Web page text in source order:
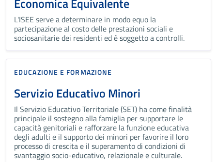
L'ISEE serve a determinare in modo equo la
partecipazione al costo delle prestazioni sociali e
sociosanitarie dei residenti ed è soggetto a controlli.
EDUCAZIONE E FORMAZIONE
Servizio Educativo Minori
Il Servizio Educativo Territoriale (SET) ha come finalità
principale il sostegno alla famiglia per supportare le
capacità genitoriali e rafforzare la funzione educativa
degli adulti e il supporto dei minori per favorire il loro
processo di crescita e il superamento di condizioni di
svantaggio socio-educativo, relazionale e culturale.